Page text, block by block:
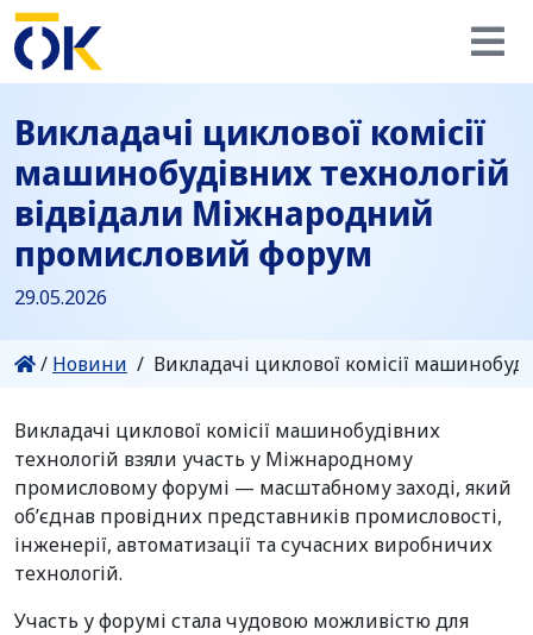
Викладачі циклової комісії
машинобудівних технологій
відвідали Міжнародний
промисловий форум
29.05.2026
/ Новини / Викладачі циклової комісії
Викладачі циклової комісії машинобудівних
технологій взяли участь у Міжнародному
промисловому форумі — масштабному заході, який
об’єднав провідних представників промисловості,
інженерії, автоматизації та сучасних виробничих
технологій.
Участь у форумі стала чудовою можливістю для